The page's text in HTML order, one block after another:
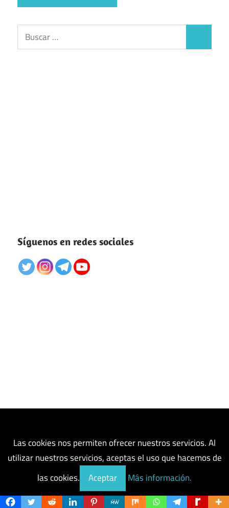
Buscar:
Síguenos en redes sociales
Las cookies nos permiten ofrecer nuestros servicios. Al
utilizar nuestros servicios, aceptas el uso que hacemos de
las cookies.
Aceptar Más información.